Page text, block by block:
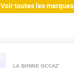
Voir toutes les marques
LA BONNE OCCAZ'